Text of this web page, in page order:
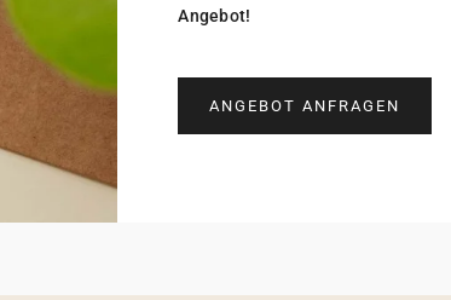
Angebot!
ANGEBOT ANFRAGEN